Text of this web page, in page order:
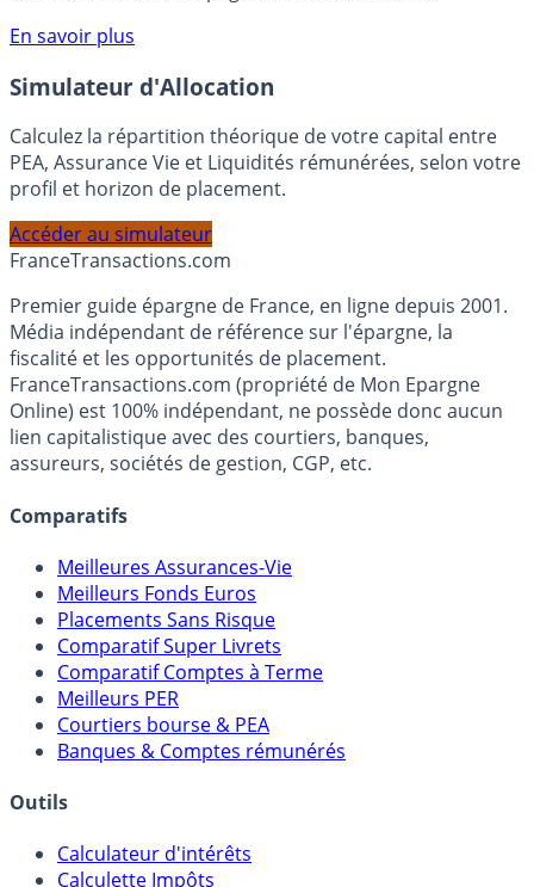
Voir conditions sur la page dédiée à cette offre.
En savoir plus
Simulateur d'Allocation
Calculez la répartition théorique de votre capital entre
profil et horizon de placement.
FranceTransactions.com
Premier guide épargne de France, en ligne depuis 2001.
Média indépendant de référence sur l'épargne, la
fiscalité et les opportunités de placement.
FranceTransactions.com (propriété de Mon Epargne
Online) est 100% indépendant, ne possède donc aucun
assureurs, sociétés de gestion, CGP, etc.
Comparatifs
Meilleures Assurances-Vie
Meilleurs Fonds Euros
Placements Sans Risque
Comparatif Super Livrets
Comparatif Comptes à Terme
Meilleurs PER
Banques & Comptes rémunérés
Outils